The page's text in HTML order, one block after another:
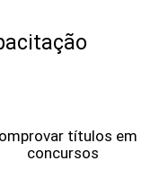
títulos em
concursos